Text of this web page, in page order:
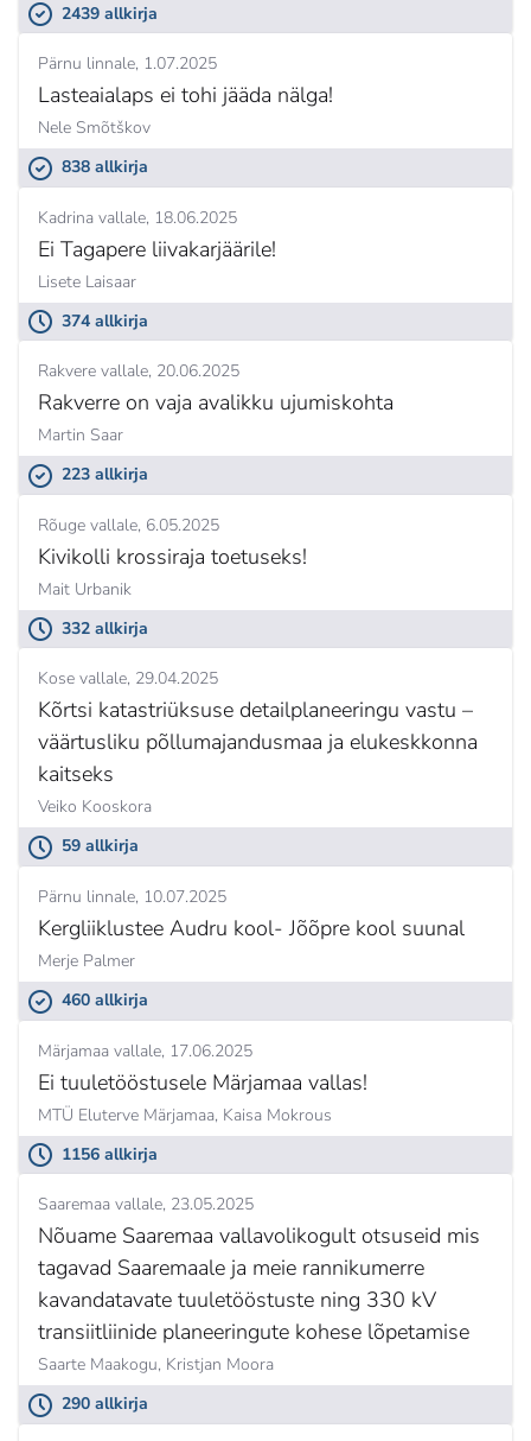
2439 allkirja
Pärnu linnale 1.07.2025
Lasteaialaps ei tohi jääda nälga!
Nele Smõtškov
838 allkirja
Kadrina vallale 18.06.2025
Ei Tagapere liivakarjäärile!
Lisete Laisaar
374 allkirja
Rakvere vallale 20.06.2025
Rakverre on vaja avalikku ujumiskohta
Martin Saar
223 allkirja
Rõuge vallale 6.05.2025
Kivikolli krossiraja toetuseks!
Mait Urbanik
332 allkirja
Kose vallale 29.04.2025
Kõrtsi katastriüksuse detailplaneeringu vastu –
väärtusliku põllumajandusmaa ja elukeskkonna
kaitseks
Veiko Kooskora
59 allkirja
Pärnu linnale 10.07.2025
Kergliiklustee Audru kool- Jõõpre kool suunal
Merje Palmer
460 allkirja
Märjamaa vallale 17.06.2025
Ei tuuletööstusele Märjamaa vallas!
MTÜ Eluterve Märjamaa, Kaisa Mokrous
1156 allkirja
Saaremaa vallale 23.05.2025
Nõuame Saaremaa vallavolikogult otsuseid mis
tagavad Saaremaale ja meie rannikumerre
kavandatavate tuuletööstuste ning 330 kV
transiitliinide planeeringute kohese lõpetamise
Saarte Maakogu, Kristjan Moora
290 allkirja